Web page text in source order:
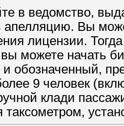
в ведомство,
апелляцию. Вы
лицензии.
можете начать
обозначенный,
9 человек
клади
таксометром,